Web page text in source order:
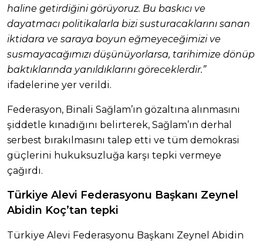
haline getirdiğini görüyoruz. Bu baskıcı ve
dayatmacı politikalarla bizi susturacaklarını sanan
iktidara ve saraya boyun eğmeyeceğimizi ve
susmayacağımızı düşünüyorlarsa, tarihimize dönüp
baktıklarında yanıldıklarını göreceklerdir.”
ifadelerine yer verildi.
Federasyon, Binali Sağlam’ın gözaltına alınmasını
şiddetle kınadığını belirterek, Sağlam’ın derhal
serbest bırakılmasını talep etti ve tüm demokrasi
güçlerini hukuksuzluğa karşı tepki vermeye
çağırdı.
Türkiye Alevi Federasyonu Başkanı Zeynel
Abidin Koç’tan tepki
Türkiye Alevi Federasyonu Başkanı Zeynel Abidin